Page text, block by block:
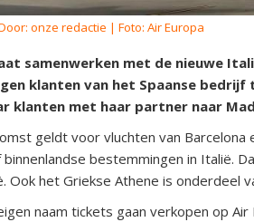
onze redactie | Foto: Air Europa
samenwerken met de nieuwe
klanten van het Spaanse
klanten met haar partner naar
geldt voor vluchten van Barcelona
bestemmingen in Italië.
Ook het Griekse Athene is onderdeel
naam tickets gaan verkopen op